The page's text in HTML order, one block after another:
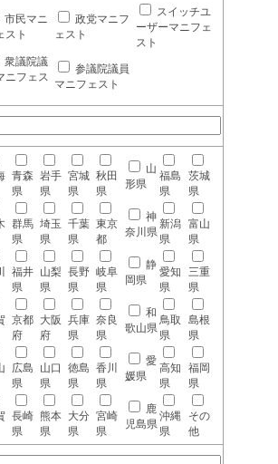
市民マニ
スト
政党マニフ
ェスト
スイッチユ
ーザーマニフェ
スト
衆議院議
ニフェス
参議院議員
マニフェスト
青森
県
岩手
県
宮城
県
秋田
県
山
形県
福島
県
茨城
県
群馬
県
埼玉
県
千葉
県
東京
都
神
奈川県
新潟
県
富山
県
福井
県
山梨
県
長野
県
岐阜
県
静
岡県
愛知
県
三重
県
京都
府
大阪
府
兵庫
県
奈良
県
和
歌山県
鳥取
県
島根
県
広島
県
山口
県
徳島
県
香川
県
愛
媛県
高知
県
福岡
県
長崎
県
熊本
県
大分
県
宮崎
県
鹿
児島県
沖縄
県
その
他